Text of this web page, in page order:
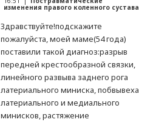
изменения правого коленного сустава
Здравствуйте!подскажите
пожалуйста, моей маме(54 года)
поставили такой диагноз:разрыв
передней крестообразной связки,
линейного развыва заднего рога
латериального миниска, побвывеха
латериального и медиального
минисков, растяжение